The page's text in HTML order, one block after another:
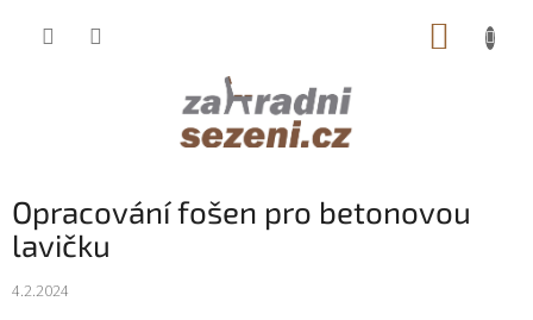
Opracování fošen pro betonovou
lavičku
4.2.2024